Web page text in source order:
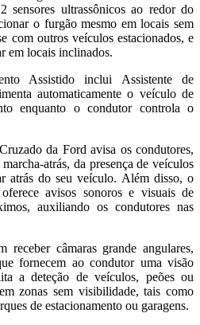
sensores ultrassônicos ao redor do
o furgão mesmo em locais sem
com outros veículos estacionados, e
em locais inclinados.
Assistido inclui Assistente de
automaticamente o veículo de
enquanto o condutor controla o
da Ford avisa os condutores,
atrás, da presença de veículos
atrás do seu veículo. Além disso, o
avisos sonoros e visuais de
auxiliando os condutores nas
câmaras grande angulares,
fornecem ao condutor uma visão
a deteção de veículos, peões ou
zonas sem visibilidade, tais como
de estacionamento ou garagens.